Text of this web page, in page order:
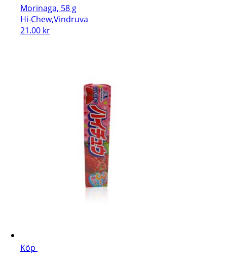
Morinaga, 58 g
Hi-Chew,Vindruva
21.00 kr
Köp